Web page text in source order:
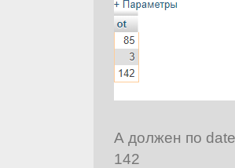
А должен по
142